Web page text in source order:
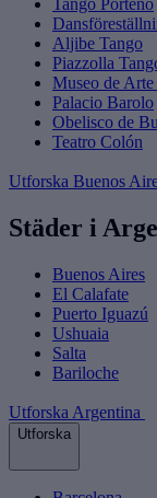
Aljibe Tango
Piazzolla
Museo de
Palacio Barolo
Obelisco de
Teatro Colón
Utforska Buenos
Städer i
Buenos Aires
El Calafate
Puerto Iguazú
Ushuaia
Salta
Bariloche
Utforska Argentina
Utforska